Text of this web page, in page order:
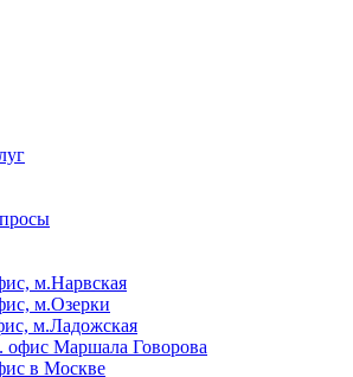
м.Нарвская
м.Озерки
м.Ладожская
офис Маршала Говорова
в Москве